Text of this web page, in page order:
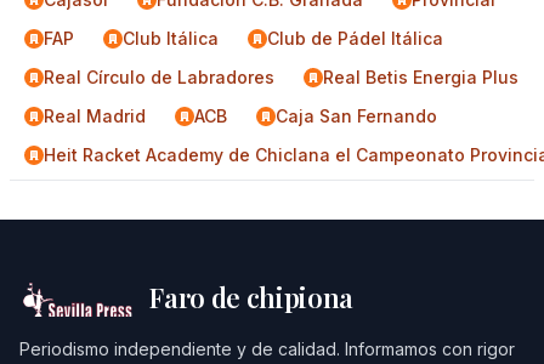
FAP
Club Itálica
Club de Pádel Itálica
Real Círculo de Labradores
Real Betis Energia Plus
Real Madrid
ACB
Caja San Fernando
Heit Racket Academy de Chiclana el Campeonato
Faro de chipiona
Periodismo independiente y de calidad. Informamos con rigor